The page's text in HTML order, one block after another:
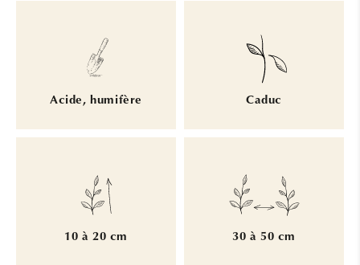
Acide, humifère Caduc
10 à 20 cm 30 à 50 cm